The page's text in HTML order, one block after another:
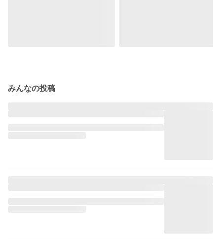
みんなの投稿